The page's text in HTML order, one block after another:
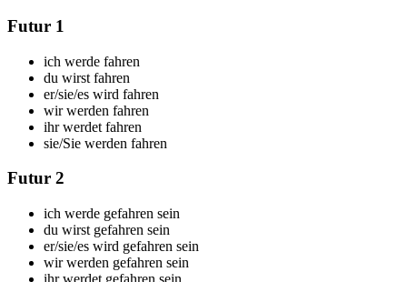
Futur 1
ich werde fahren
du wirst fahren
er/sie/es wird fahren
wirwerden fahren
ihrwerdet fahren
sie/Sie werden fahren
Futur 2
ich werde gefahren sein
du wirst gefahren sein
er/sie/es wird gefahren sein
wirwerden gefahren sein